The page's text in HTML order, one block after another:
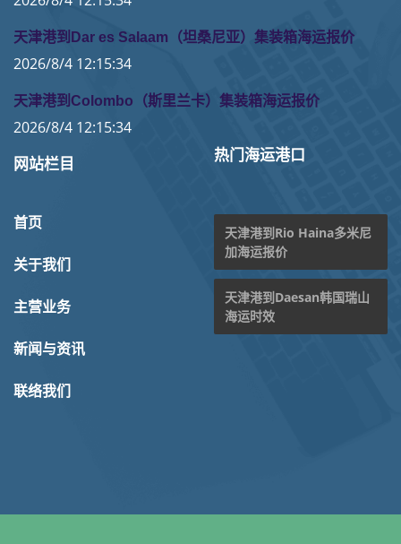
天津港到Dar es Salaam（坦桑尼亚）集装箱海运报价
2026/8/4 12:15:34
天津港到Colombo（斯里兰卡）集装箱海运报价
2026/8/4 12:15:34
网站栏目
首页
关于我们
主营业务
新闻与资讯
联络我们
热门海运港口
天津港到Rio Haina多米尼
加海运报价
天津港到Daesan韩国瑞山
海运时效